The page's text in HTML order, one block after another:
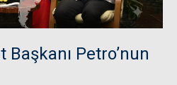
Petro’nun